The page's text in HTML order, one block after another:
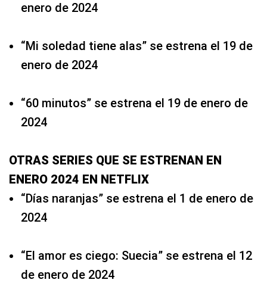
enero de 2024
“Mi soledad tiene alas” se estrena el 19 de
enero de 2024
“60 minutos” se estrena el 19 de enero de
2024
OTRAS SERIES QUE SE ESTRENAN EN
ENERO 2024 EN NETFLIX
“Días naranjas” se estrena el 1 de enero de
2024
“El amor es ciego: Suecia” se estrena el 12
de enero de 2024